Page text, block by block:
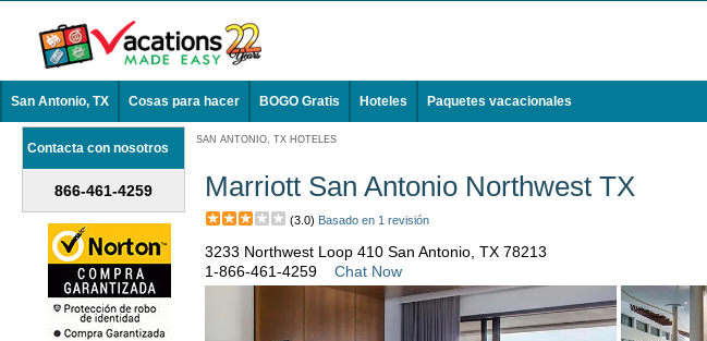
San Antonio, TX Cosas para hacer BOGO Gratis Hoteles Paquetes vacacionales
Contacta con nosotros
866-461-4259
SAN ANTONIO, TX HOTELES
Marriott San Antonio Northwest TX
(3.0) Basado en 1 revisión
3233 Northwest Loop 410 San Antonio, TX 78213
1-866-461-4259
Chat Now